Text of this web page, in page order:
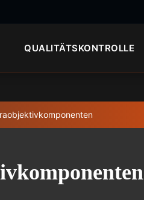
QUALITÄTSKONTROLLE